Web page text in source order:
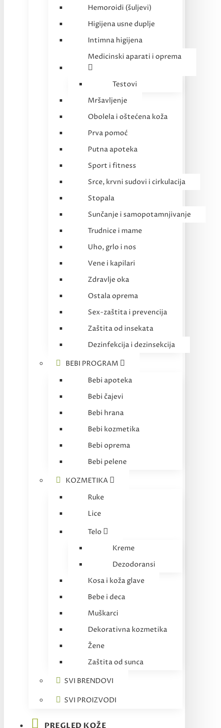
Hemoroidi (šuljevi)
Higijena usne duplje
Intimna higijena
Medicinski aparati i oprema
Testovi
Mršavljenje
Obolela i oštećena koža
Prva pomoć
Putna apoteka
Sport i fitness
Srce, krvni sudovi i cirkulacija
Stopala
Sunčanje i samopotamnjivanje
Trudnice i mame
Uho, grlo i nos
Vene i kapilari
Zdravlje oka
Ostala oprema
Sex-zaštita i prevencija
Zaštita od insekata
Dezinfekcija i dezinsekcija
BEBI PROGRAM
Bebi apoteka
Bebi čajevi
Bebi hrana
Bebi kozmetika
Bebi oprema
Bebi pelene
KOZMETIKA
Ruke
Lice
Telo
Kreme
Dezodoransi
Kosa i koža glave
Bebe i deca
Muškarci
Dekorativna kozmetika
Žene
Zaštita od sunca
SVI BRENDOVI
SVI PROIZVODI
PREGLED KOŽE